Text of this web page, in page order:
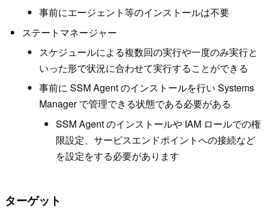
事前にエージェント等のインストールは不要
ステートマネージャー
スケジュールによる複数回の実行や一度のみ実行と
いった形で状況に合わせて実行することができる
事前に SSM Agent のインストールを行い Systems
Manager で管理できる状態である必要がある
SSM Agent のインストールや IAM ロールでの権
限設定、サービスエンドポイントへの接続など
を設定をする必要があります
ターゲット